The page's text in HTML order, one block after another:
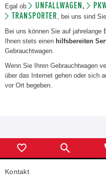
Unser Autohaus
Egal ob
UNFALLWAGEN ,
TRANSPORTER , bei uns sind
Bei uns können Sie auf jahrelange
Ihnen stets einen hilfsbereiten
Gebrauchtwagen.
Wenn Sie Ihren Gebrauchtwagen
über das Internet gehen oder sich
vor Ort begeben.
Kontakt